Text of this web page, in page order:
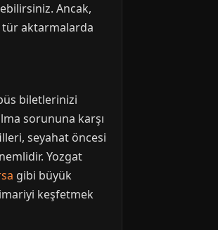
Ancak,
tür aktarmalarda
biletlerinizi
sorununa karşı
seyahat öncesi
Yozgat
gibi büyük
keşfetmek